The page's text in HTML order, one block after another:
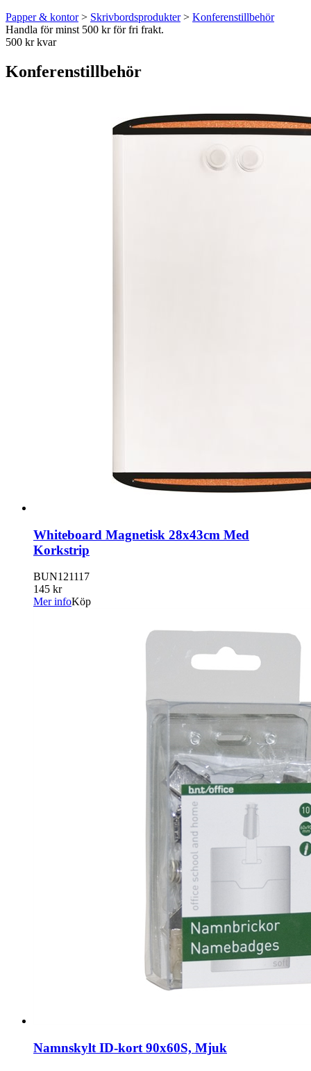
Papper & kontor> Skrivbordsprodukter> Konferenstillbehör
Handla för minst 500 kr för fri frakt.
500 kr kvar
Konferenstillbehör
Whiteboard Magnetisk 28x43cm Med
Korkstrip
BUN121117
145 kr
Mer infoKöp
Namnskylt ID-kort 90x60S, Mjuk